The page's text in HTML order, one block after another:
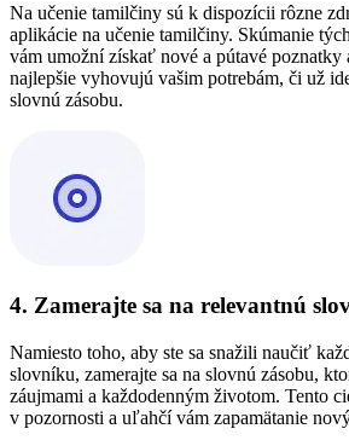
Na učenie tamilčiny sú k dispozícii rôzne
aplikácie na učenie tamilčiny. Skúmanie
vám umožní získať nové a pútavé poznatky
najlepšie vyhovujú vašim potrebám, či už
slovnú zásobu.
4. Zamerajte sa na relevantnú
Namiesto toho, aby ste sa snažili naučiť
slovníku, zamerajte sa na slovnú zásobu,
záujmami a každodenným životom. Tento
v pozornosti a uľahčí vám zapamätanie